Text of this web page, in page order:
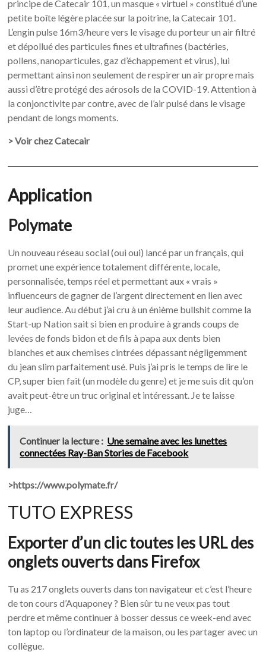
principe de Catecair 101, un masque « virtuel » constitué d’une
petite boîte légère placée sur la poitrine, la Catecair 101.
L’engin pulse 16m3/heure vers le visage du porteur un air filtré
et dépollué des particules fines et ultrafines (bactéries,
pollens, nanoparticules, gaz d’échappement et virus), lui
permettant ainsi non seulement de respirer un air propre mais
aussi d’être protégé des aérosols de la COVID-19. Attention à
la conjonctivite par contre, avec de l’air pulsé dans le visage
pendant de longs moments.
> Voir chez Catecair
Application
Polymate
Un nouveau réseau social (oui oui) lancé par un français, qui
promet une expérience totalement différente, locale,
personnalisée, temps réel et permettant aux « vrais »
influenceurs de gagner de l’argent directement en lien avec
leur audience. Au début j’ai cru à un énième bullshit comme la
Start-up Nation sait si bien en produire à grands coups de
levées de fonds bidon et de fils à papa aux dents bien
blanches et aux chemises cintrées dépassant négligemment
du jean slim parfaitement usé. Puis j’ai pris le temps de lire le
CP, super bien fait (un modèle du genre) et je me suis dit qu’on
avait peut-être un truc original et intéressant. Je te laisse
juge…
Continuer la lecture : Une semaine avec les lunettes
connectées Ray-Ban Stories de Facebook
>https://www.polymate.fr/
TUTO EXPRESS
Exporter d’un clic toutes les URL des
onglets ouverts dans Firefox
Tu as 217 onglets ouverts dans ton navigateur et c’est l’heure
de ton cours d’Aquaponey ? Bien sûr tu ne veux pas tout
perdre et même continuer à bosser dessus ce week-end avec
ton laptop ou l’ordinateur de la maison, ou les partager avec un
collègue.